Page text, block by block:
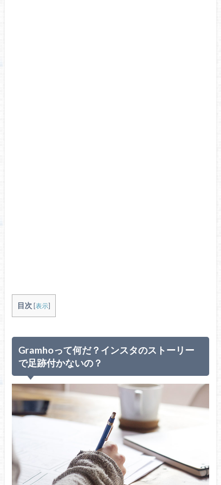
目次 [表示]
Gramhoって何だ？インスタのストーリー
で足跡付かないの？